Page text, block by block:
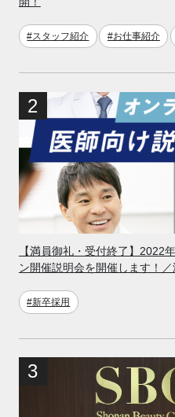
#スタッフ紹介 #お仕事紹介
【満員御礼・受付終了】2022
ン開催説明会を開催します！
#新卒採用